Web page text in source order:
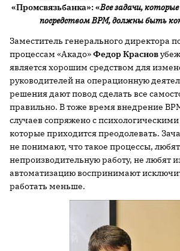
«Промсвязьбанка»: «Все задачи,
посредством BPM, должны быть
Заместитель генерального директора
процессам «Акадо»Федор Краснов
является хорошим средством для
руководителей на операционную
решения дают повод сделать все
правильно. В тоже время внедрение
случаев сопряжено с
которые приходится преодолевать.
не понимают, что такое процессы,
непроизводительную работу, не любят
автоматизацию воспринимают
работать меньше.